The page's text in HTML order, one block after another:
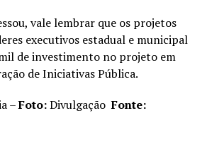
vale lembrar que os projetos
executivos estadual e municipal
de investimento no projeto em
de Iniciativas Pública.
–Foto:DivulgaçãoFonte: